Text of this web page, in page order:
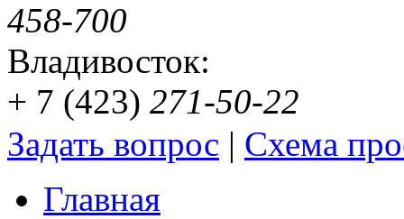
458-700
Владивосток:
+ 7 (423) 271-50-22
Задать вопрос | Схема
Главная